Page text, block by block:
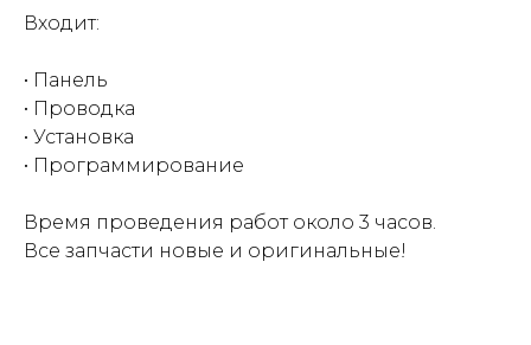
Входит:
• Панель
• Проводка
• Установка
• Программирование
Время проведения работ около 3 часов.
Все запчасти новые и оригинальные!